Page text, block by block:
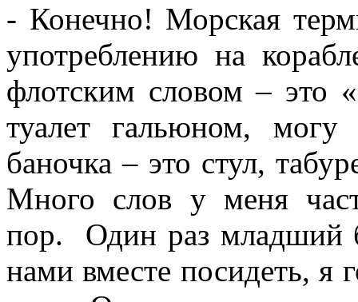
- Конечно! Морская
употреблению на
флотским словом – это
туалет гальюном, могу
баночка – это стул,
Много слов у меня
пор. Один раз младший
нами вместе посидеть, я